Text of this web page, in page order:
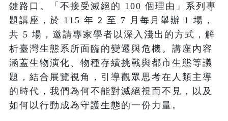
鍵路口。「不接受滅絕的 100 個理由」系列專
題講座，於 115 年 2 至 7 月每月舉辦 1 場，
共 5 場，邀請專家學者以深入淺出的方式，解
析臺灣生態系所面臨的變遷與危機。講座內容
涵蓋生物演化、物種存續挑戰與都市生態等議
題，結合展覽視角，引導觀眾思考在人類主導
的時代，我們為何不能對滅絕視而不見，以及
如何以行動成為守護生態的一份力量。